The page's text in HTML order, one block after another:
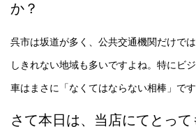
か？
呉市は坂道が多く、公共交通機関だけで
しきれない地域も多いですよね。特にビ
車はまさに「なくてはならない相棒」です
さて本日は、当店にてとって